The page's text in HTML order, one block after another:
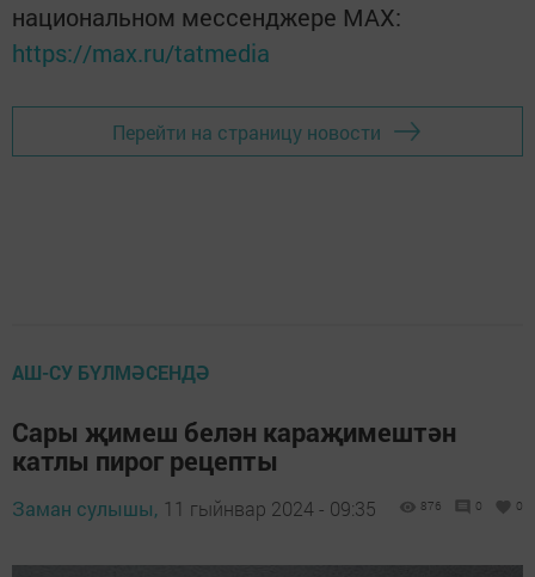
национальном мессенджере MАХ:
https://max.ru/tatmedia
Перейти на страницу новости
АШ-СУ БҮЛМӘСЕНДӘ
Сары җимеш белән караҗимештән
катлы пирог рецепты
Заман сулышы, 11 гыйнвар 2024 - 09:35 876 0 0